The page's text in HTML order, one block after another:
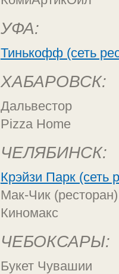
УФА:
Тинькофф (сеть
ХАБАРОВСК:
Дальвестор
Pizza Home
ЧЕЛЯБИНСК:
Крэйзи Парк (сеть
Мак-Чик (ресторан)
Киномакс
ЧЕБОКСАРЫ:
Букет Чувашии